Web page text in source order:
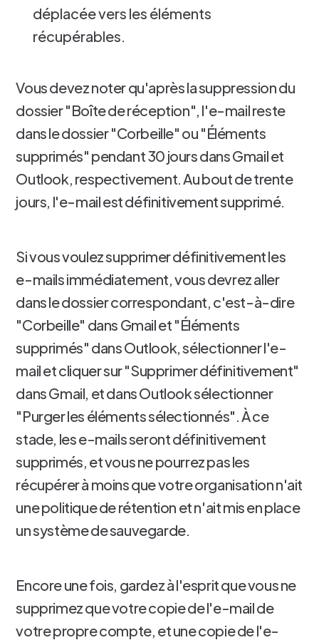
déplacée vers les éléments
récupérables.
Vous devez noter qu'après la suppression du
dossier "Boîte de réception", l'e-mail reste
dans le dossier "Corbeille" ou "Éléments
supprimés" pendant 30 jours dans Gmail et
Outlook, respectivement. Au bout de trente
jours, l'e-mail est définitivement supprimé.
Si vous voulez supprimer définitivement les
e-mails immédiatement, vous devrez aller
dans le dossier correspondant, c'est-à-dire
"Corbeille" dans Gmail et "Éléments
supprimés" dans Outlook, sélectionner l'e-
mail et cliquer sur "Supprimer définitivement"
dans Gmail, et dans Outlook sélectionner
"Purger les éléments sélectionnés". À ce
stade, les e-mails seront définitivement
supprimés, et vous ne pourrez pas les
récupérer à moins que votre organisation n'ait
une politique de rétention et n'ait mis en place
un système de sauvegarde.
Encore une fois, gardez à l'esprit que vous ne
supprimez que votre copie de l'e-mail de
votre propre compte, et une copie de l'e-